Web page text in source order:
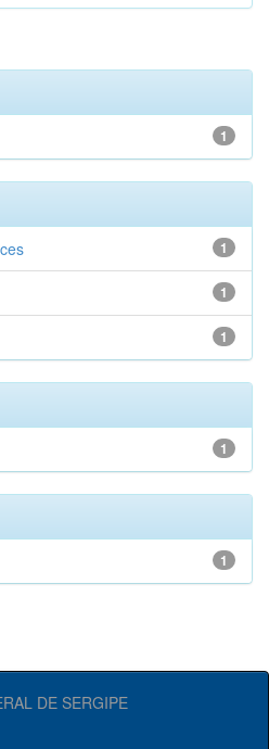
1
1
1
1
1
1
DE SERGIPE